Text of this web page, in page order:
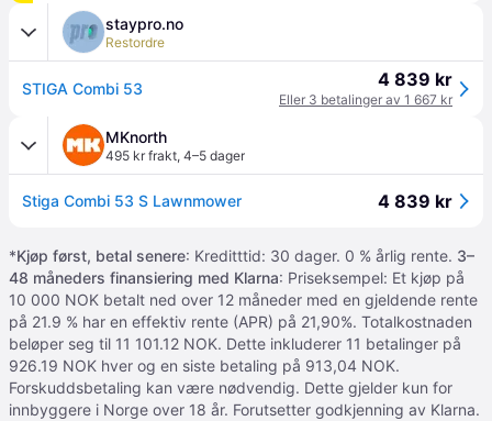
staypro.no
Restordre
STIGA Combi 53 4 839 kr
Eller 3 betalinger av 1 667 kr
MKnorth
495 kr frakt, 4–5 dager
Stiga Combi 53 S Lawnmower 4 839 kr
*Kjøp først, betal senere: Kreditttid: 30 dager. 0 % årlig rente. 3–
48 måneders finansiering med Klarna: Priseksempel: Et kjøp på
10 000 NOK betalt ned over 12 måneder med en gjeldende rente
på 21.9 % har en effektiv rente (APR) på 21,90%. Totalkostnaden
beløper seg til 11 101.12 NOK. Dette inkluderer 11 betalinger på
926.19 NOK hver og en siste betaling på 913,04 NOK.
Forskuddsbetaling kan være nødvendig. Dette gjelder kun for
innbyggere i Norge over 18 år. Forutsetter godkjenning av Klarna.